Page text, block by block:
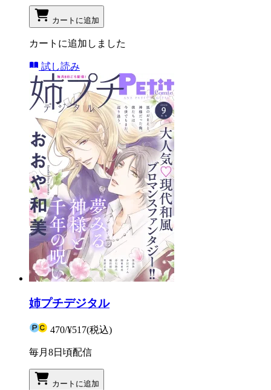
カートに追加
カートに追加しました
試し読み
姉プチデジタル
470/¥517(税込)
毎月8日頃配信
カートに追加